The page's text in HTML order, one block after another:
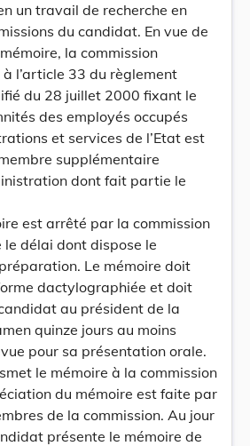
un travail de recherche en
du candidat. En vue de
la commission
à l’article 33 du règlement
du 28 juillet 2000 fixant le
des employés occupés
et services de l’Etat est
supplémentaire
dont fait partie le
est arrêté par la commission
le délai dont dispose le
Le mémoire doit
dactylographiée et doit
au président de la
quinze jours au moins
pour sa présentation orale.
le mémoire à la commission
du mémoire est faite par
de la commission. Au jour
présente le mémoire de